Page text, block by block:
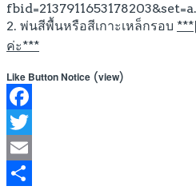
2. พ่นสีพื้นหรือสีเกาะเหล็กรอบ
ค่ะ***
Like Button Notice (view)
Facebook
Twitter
Email